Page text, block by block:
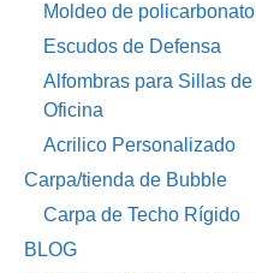
Moldeo de policarbonato
Escudos de Defensa
Alfombras para Sillas de
Oficina
Acrilico Personalizado
Carpa/tienda de Bubble
Carpa de Techo Rígido
BLOG